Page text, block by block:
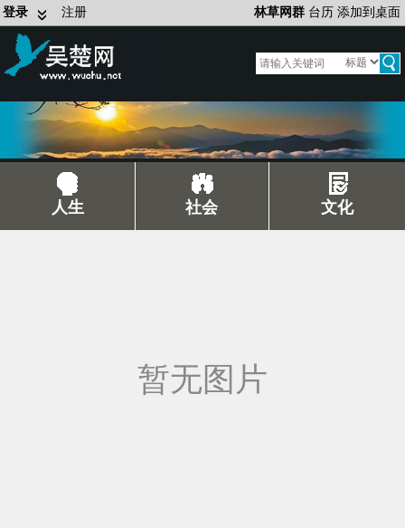
登录 注册 林草网群 台历 添加到桌面
人生 社会 文化